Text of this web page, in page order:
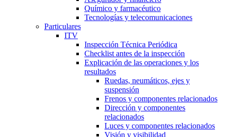
Químico y farmacéutico
Tecnologías y telecomunicaciones
Particulares
ITV
Inspección Técnica Periódica
Checklist antes de la inspección
Explicación de las operaciones y los
resultados
Ruedas, neumáticos, ejes y
suspensión
Frenos y componentes relacionados
Dirección y componentes
relacionados
Luces y componentes relacionados
Visión y visibilidad